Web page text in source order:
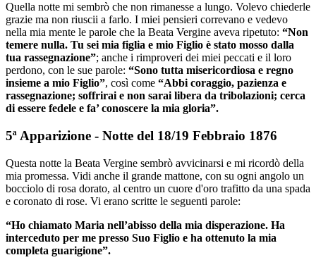
Quella notte mi sembrò che non rimanesse a lungo. Volevo chiederle
grazie ma non riuscii a farlo. I miei pensieri correvano e vedevo
nella mia mente le parole che la Beata Vergine aveva ripetuto: “Non
temere nulla. Tu sei mia figlia e mio Figlio è stato mosso dalla
tua rassegnazione”; anche i rimproveri dei miei peccati e il loro
perdono, con le sue parole: “Sono tutta misericordiosa e regno
insieme a mio Figlio”, così come “Abbi coraggio, pazienza e
rassegnazione; soffrirai e non sarai libera da tribolazioni; cerca
di essere fedele e fa’ conoscere la mia gloria”.
5ª Apparizione - Notte del 18/19 Febbraio 1876
Questa notte la Beata Vergine sembrò avvicinarsi e mi ricordò della
mia promessa. Vidi anche il grande mattone, con su ogni angolo un
bocciolo di rosa dorato, al centro un cuore d'oro trafitto da una spada
e coronato di rose. Vi erano scritte le seguenti parole:
“Ho chiamato Maria nell’abisso della mia disperazione. Ha
interceduto per me presso Suo Figlio e ha ottenuto la mia
completa guarigione”.